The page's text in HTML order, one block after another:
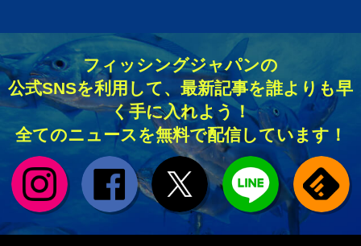
フィッシングジャパンの
公式SNSを利用して、最新記事を誰よりも早
く手に入れよう！
全てのニュースを無料で配信しています！